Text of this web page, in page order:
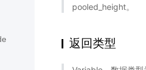
pooled_height。
返回类型